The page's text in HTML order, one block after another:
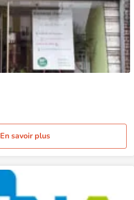
En savoir plus